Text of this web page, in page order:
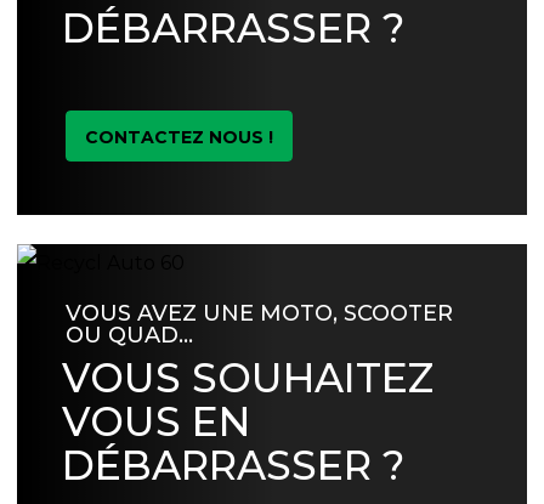
DÉBARRASSER ?
CONTACTEZ NOUS !
VOUS AVEZ UNE MOTO, SCOOTER
OU QUAD…
VOUS SOUHAITEZ
VOUS EN
DÉBARRASSER ?